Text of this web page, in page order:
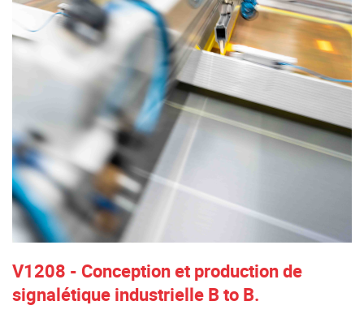
V1208 - Conception et production de
signalétique industrielle B to B.